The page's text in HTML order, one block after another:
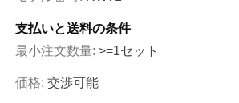
支払いと送料の条件
最小注文数量: >=1セット
価格: 交渉可能